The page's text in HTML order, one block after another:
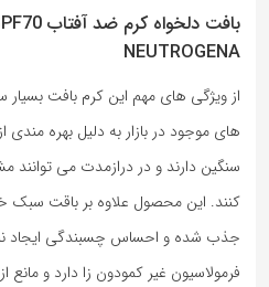
NEUTROGENA
از ویژگی های مهم این کرم بافت
های موجود در بازار به دلیل بهره مندی
سنگین دارند و در درازمدت می توانند
کنند. این محصول علاوه بر باقت سبک
جذب شده و احساس چسبندگی ایجاد
فرمولاسیون غیر کمودون زا دارد و